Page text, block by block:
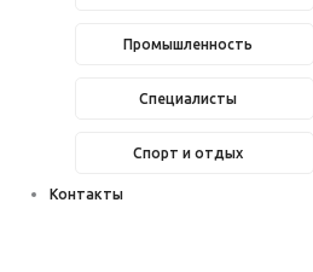
Промышленность
Специалисты
Спорт и отдых
Контакты